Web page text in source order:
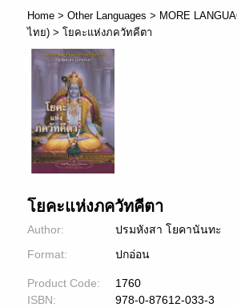
Home> Other Languages > MORE
ไทย)> โยคะแห่งภควัทคีตา
โยคะแห่งภควัทคีตา
Author:
ปรมหังสา โยคานันทะ
Format:
ปกอ่อน
Product Code:
1760
ISBN:
978-0-87612-033-3